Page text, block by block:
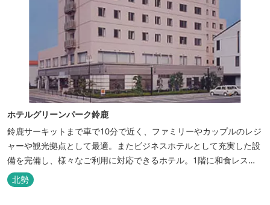
ホテルグリーンパーク鈴鹿
鈴鹿サーキットまで車で10分で近く、ファミリーやカップルのレジ
ャーや観光拠点として最適。またビジネスホテルとして充実した設
備を完備し、様々なご利用に対応できるホテル。1階に和食レスト
ランみやびを併設。
北勢